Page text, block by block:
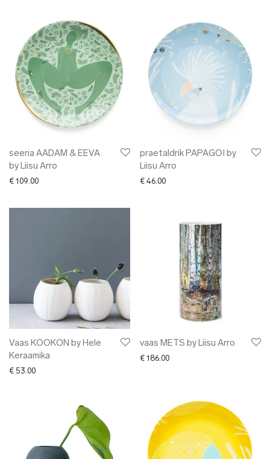
seeria AADAM & EEVA
by Liisu Arro
€ 109.00
praetaldrik PAPAGOI by
Liisu Arro
€ 46.00
Vaas KOOKON by Hele
Keraamika
€ 53.00
vaas METS by Liisu Arro
€ 186.00